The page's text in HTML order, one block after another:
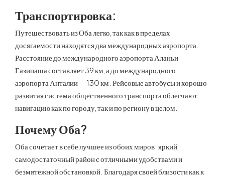
Транспортировка:
Путешествовать из Оба легко, так как в пределах
досягаемости находятся два международных аэропорта.
Расстояние до международного аэропорта Аланьи
Газипаша составляет 39 км, а до международного
аэропорта Анталии — 130 км. Рейсовые автобусы и хорошо
развитая система общественного транспорта облегчают
навигацию как по городу, так и по региону в целом.
Почему Оба?
Оба сочетает в себе лучшее из обоих миров: яркий,
самодостаточный район с отличными удобствами и
безмятежной обстановкой. Благодаря своей близости как к